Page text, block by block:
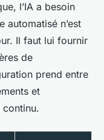
l’IA a besoin
automatisé n’est
Il faut lui fournir
de
prend entre
et
continu.